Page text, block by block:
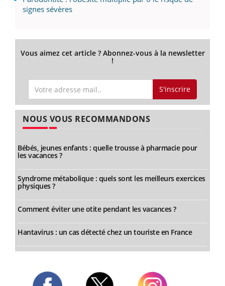
signes sévères
Vous aimez cet article ? Abonnez-vous à la newsletter
!
S'inscrire
NOUS VOUS RECOMMANDONS
Bébés, jeunes enfants : quelle trousse à pharmacie pour
les vacances ?
Syndrome métabolique : quels sont les meilleurs exercices
physiques ?
Comment éviter une otite pendant les vacances ?
Hantavirus : un cas détecté chez un touriste en France